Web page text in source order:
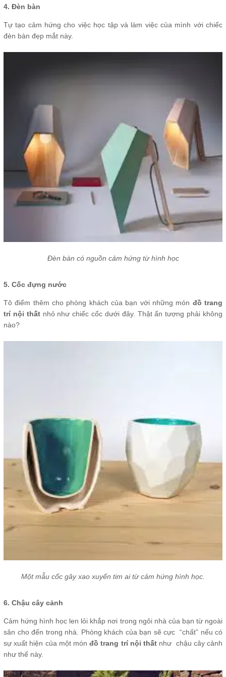
4. Đèn bàn
Tự tạo cảm hứng cho việc học tập và làm việc của mình với chiếc
đèn bàn đẹp mắt này.
Đèn bàn có nguồn cảm hứng từ hình học
5. Cốc đựng nước
Tô điểm thêm cho phòng khách của bạn với những món đồ trang
trí nội thấtnhỏ như chiếc cốc dưới đây. Thật ấn tượng phải không
nào?
Một mẫu cốc gây xao xuyến tim ai từ cảm hứng hình học.
6. Chậu cây cảnh
Cảm hứng hình học len lỏi khắp nơi trong ngôi nhà của bạn từ ngoài
sân cho đến trong nhà. Phòng khách của bạn sẽ cực “chất” nếu có
sự xuất hiện của một mónđồ trang trí nội thất như chậu cây cảnh
như thế này.